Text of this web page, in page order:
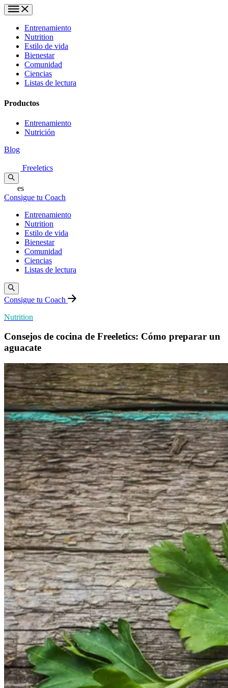
Entrenamiento
Nutrition
Estilo de vida
Bienestar
Comunidad
Ciencias
Listas de lectura
Productos
Entrenamiento
Nutrición
Blog
Freeletics
es
Consigue tu Coach
Entrenamiento
Nutrition
Estilo de vida
Bienestar
Comunidad
Ciencias
Listas de lectura
Consigue tu Coach
Nutrition
Consejos de cocina de Freeletics: Cómo preparar un
aguacate